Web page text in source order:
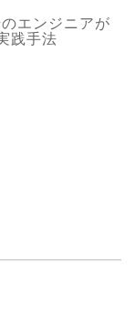
エンジニアが
践手法